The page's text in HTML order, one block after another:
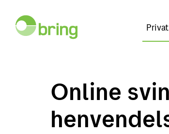
Privat
Online